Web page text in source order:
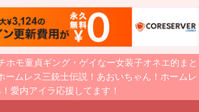
ホモ童貞ギング・ゲイなー女装子オネエ的まと
ームレス三銃士伝説！あおいちゃん！ホームレ
愛内アイラ応援してます！